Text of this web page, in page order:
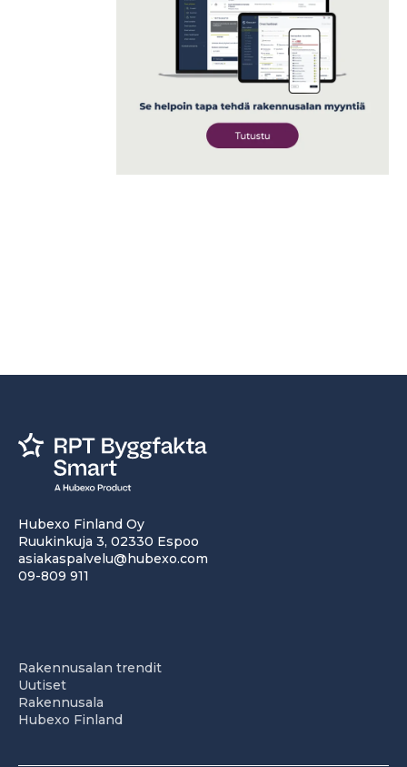
Hubexo Finland Oy
Ruukinkuja 3, 02330 Espoo
asiakaspalvelu@hubexo.com
09-809 911
Rakennusalan trendit
Uutiset
Rakennusala
Hubexo Finland